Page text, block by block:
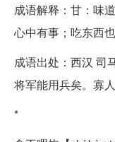
成语解释：甘：味
心中有事；吃东西也
成语出处：西汉 司
将军能用兵矣。寡
*